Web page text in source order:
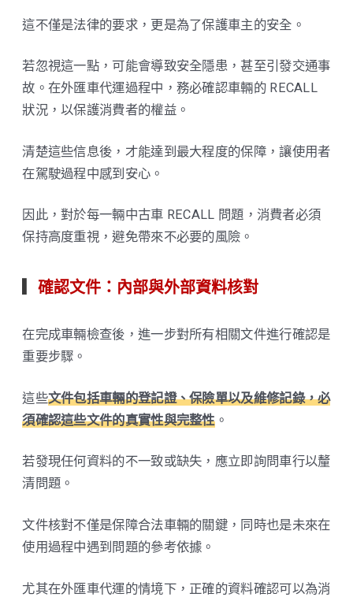
這不僅是法律的要求，更是為了保護車主的安全。
若忽視這一點，可能會導致安全隱患，甚至引發交通事
故。在外匯車代運過程中，務必確認車輛的 RECALL
狀況，以保護消費者的權益。
清楚這些信息後，才能達到最大程度的保障，讓使用者
在駕駛過程中感到安心。
因此，對於每一輛中古車 RECALL 問題，消費者必須
保持高度重視，避免帶來不必要的風險。
▎確認文件：內部與外部資料核對
在完成車輛檢查後，進一步對所有相關文件進行確認是
重要步驟。
這些文件包括車輛的登記證、保險單以及維修記錄，必
須確認這些文件的真實性與完整性。
若發現任何資料的不一致或缺失，應立即詢問車行以釐
清問題。
文件核對不僅是保障合法車輛的關鍵，同時也是未來在
使用過程中遇到問題的參考依據。
尤其在外匯車代運的情境下，正確的資料確認可以為消